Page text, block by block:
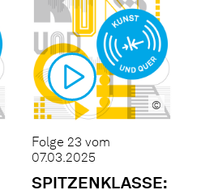
©
Folge 23 vom
07.03.2025
SPITZENKLASSE: